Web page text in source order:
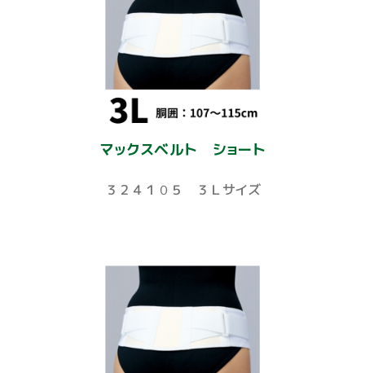
マックスベルト ショート
３２４１０５ ３Ｌサイズ